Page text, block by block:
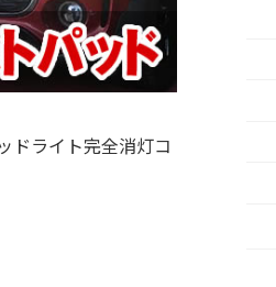
ドライト完全消灯コ